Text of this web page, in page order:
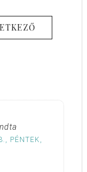
PÉNTEK,